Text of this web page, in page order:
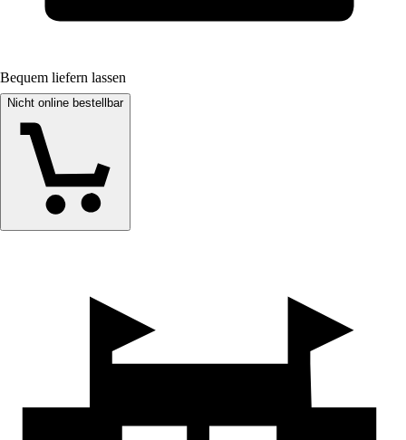
Bequem liefern lassen
Nicht online bestellbar